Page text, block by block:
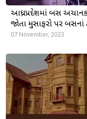
આધ્રપ્રદેશમાં બસ
જોતા મુસાફરો પર
07 November, 2023